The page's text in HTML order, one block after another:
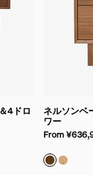
4ドロ
ネルソンベ
ワー
From
ウォルナ
ホワ